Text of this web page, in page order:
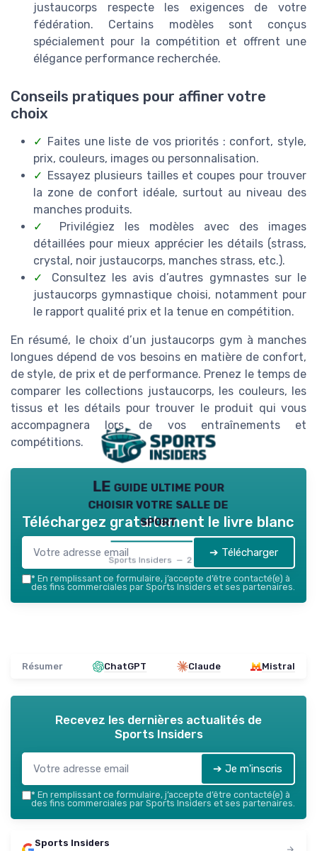
justaucorps respecte les exigences de votre
fédération. Certains modèles sont conçus
spécialement pour la compétition et offrent une
élégance performance recherchée.
Conseils pratiques pour affiner votre
choix
✓ Faites une liste de vos priorités : confort, style,
prix, couleurs, images ou personnalisation.
✓ Essayez plusieurs tailles et coupes pour trouver
la zone de confort idéale, surtout au niveau des
manches produits.
✓
Privilégiez les modèles avec des images
détaillées pour mieux apprécier les détails (strass,
crystal, noir justaucorps, manches strass, etc.).
✓
Consultez les avis d’autres gymnastes sur le
justaucorps gymnastique choisi, notamment pour
le rapport qualité prix et la tenue en compétition.
En résumé, le choix d’un justaucorps gym à manches
longues dépend de vos besoins en matière de confort,
de style, de prix et de performance. Prenez le temps de
comparer les collections justaucorps, les couleurs, les
tissus et les détails pour trouver le produit qui vous
accompagnera lors de vos entraînements et
compétitions.
LE guide ultime pour
choisir votre salle de
sport
Sports Insiders — 2026
Téléchargez gratuitement le livre blanc
➔ Télécharger
* En remplissant ce formulaire, j’accepte d’être contacté(e) à
des fins commerciales par Sports Insiders et ses partenaires.
Résumer ChatGPT Claude Mistral
Recevez les dernières actualités de
Sports Insiders
➔ Je m'inscris
* En remplissant ce formulaire, j’accepte d’être contacté(e) à
des fins commerciales par Sports Insiders et ses partenaires.
Sports Insiders